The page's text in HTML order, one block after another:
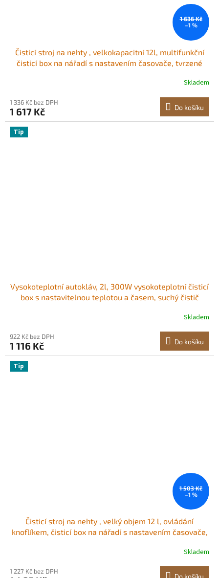
1 636 Kč
–1 %
Čisticí stroj na nehty , velkokapacitní 12l, multifunkční
čisticí box na nářadí s nastavením časovače, tvrzené
domácnost, nehtové salony, kosmetické salonySkladem
1 336 Kč bez DPH
1 617 Kč Do košíku
Tip
Vysokoteplotní autokláv, 2l, 300W vysokoteplotní čisticí
box s nastavitelnou teplotou a časem, suchý čistič
Skladem
922 Kč bez DPH
1 116 Kč Do košíku
Tip
1 503 Kč
–1 %
Čisticí stroj na nehty , velký objem 12 l, ovládání
knoflíkem, čisticí box na nářadí s nastavením časovače,
laboratoře, domácnost, nehtové salony, kosmetické
Skladem
1 227 Kč bez DPH